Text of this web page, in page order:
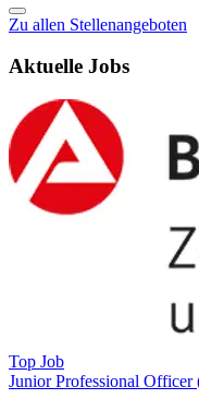
Zu allen Stellenangeboten
Aktuelle Jobs
Top Job
Junior Professional Officer